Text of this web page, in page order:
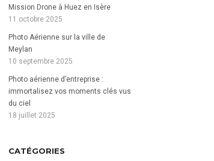
Mission Drone à Huez en Isère
11 octobre 2025
Photo Aérienne sur la ville de
Meylan
10 septembre 2025
Photo aérienne d’entreprise :
immortalisez vos moments clés vus
du ciel
18 juillet 2025
CATÉGORIES